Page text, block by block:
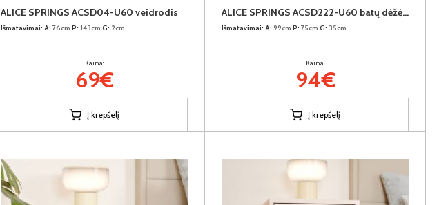
ALICE SPRINGS ACSD04-U60 veidrodis
Išmatavimai: A: 76cm P: 143cm G: 2cm
Kaina:
69€
Į krepšelį
ALICE SPRINGS ACSD222-U60 batų dėžė-komoda
Išmatavimai: A: 99cm P: 75cm G: 35cm
Kaina:
94€
Į krepšelį